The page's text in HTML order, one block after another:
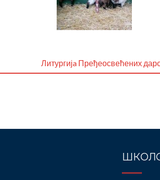
Литургијa Пређеосвећених